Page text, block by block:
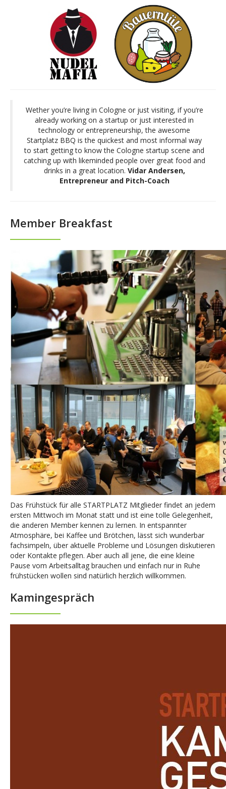
Wether you’re living in Cologne or just visiting, if you’re
already working on a startup or just interested in
technology or entrepreneurship, the awesome
Startplatz BBQ is the quickest and most informal way
to start getting to know the Cologne startup scene and
catching up with likeminded people over great food and
drinks in a great location. Vidar Andersen,
Entrepreneur and Pitch-Coach
Member Breakfast
Das Frühstück für alle STARTPLATZ Mitglieder findet an jedem
ersten Mittwoch im Monat statt und ist eine tolle Gelegenheit,
die anderen Member kennen zu lernen. In entspannter
Atmosphäre, bei Kaffee und Brötchen, lässt sich wunderbar
fachsimpeln, über aktuelle Probleme und Lösungen diskutieren
oder Kontakte pflegen. Aber auch all jene, die eine kleine
Pause vom Arbeitsalltag brauchen und einfach nur in Ruhe
frühstücken wollen sind natürlich herzlich willkommen.
Kamingespräch